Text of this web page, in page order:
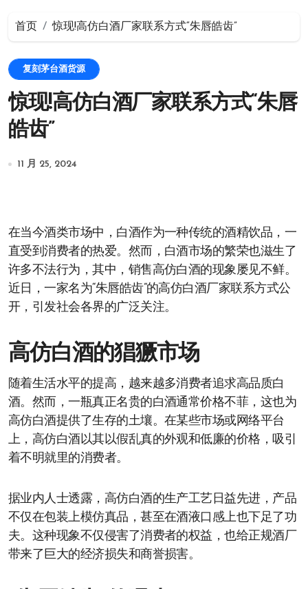
首页 惊现!高仿白酒厂家联系方式“朱唇皓齿”
复刻茅台酒货源
惊现!高仿白酒厂家联系方式“朱唇
皓齿”
11 月 25, 2024
在当今酒类市场中，白酒作为一种传统的酒精饮品，一
直受到消费者的热爱。然而，白酒市场的繁荣也滋生了
许多不法行为，其中，销售高仿白酒的现象屡见不鲜。
近日，一家名为“朱唇皓齿”的高仿白酒厂家联系方式公
开，引发社会各界的广泛关注。
高仿白酒的猖獗市场
随着生活水平的提高，越来越多消费者追求高品质白
酒。然而，一瓶真正名贵的白酒通常价格不菲，这也为
高仿白酒提供了生存的土壤。在某些市场或网络平台
上，高仿白酒以其以假乱真的外观和低廉的价格，吸引
着不明就里的消费者。
据业内人士透露，高仿白酒的生产工艺日益先进，产品
不仅在包装上模仿真品，甚至在酒液口感上也下足了功
夫。这种现象不仅侵害了消费者的权益，也给正规酒厂
带来了巨大的经济损失和商誉损害。